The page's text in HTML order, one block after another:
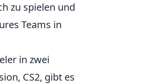
zu spielen und
Teams in
in zwei
CS2, gibt es